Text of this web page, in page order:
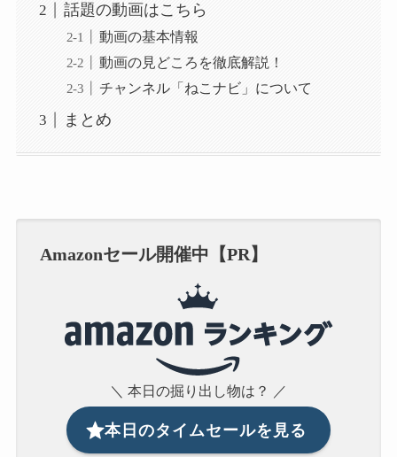
話題の動画はこちら
動画の基本情報
動画の見どころを徹底解説！
チャンネル「ねこナビ」について
まとめ
Amazonセール開催中【PR】
＼ 本日の掘り出し物は？ ／
本日のタイムセールを見る